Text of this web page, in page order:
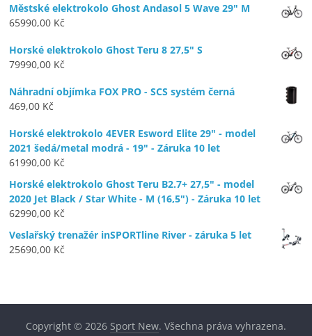
Městské elektrokolo Ghost Andasol 5 Wave 29" M
65990,00 Kč
Horské elektrokolo Ghost Teru 8 27,5" S
79990,00 Kč
Náhradní objímka FOX PRO - SCS systém černá
469,00 Kč
Horské elektrokolo 4EVER Esword Elite 29" - model
2021 šedá/metal modrá - 19" - Záruka 10 let
61990,00 Kč
Horské elektrokolo Ghost Teru B2.7+ 27,5" - model
2020 Jet Black / Star White - M (16,5") - Záruka 10 let
62990,00 Kč
Veslařský trenažér inSPORTline River - záruka 5 let
25690,00 Kč
Copyright © 2026 Sport New. Všechna práva vyhrazena.